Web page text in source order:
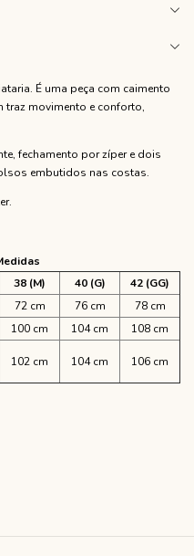
É uma peça com caimento
traz movimento e conforto,
fechamento por zíper e dois
embutidos nas costas.
38 (M) 40 (G)
42 (GG)
72 cm 76 cm
78 cm
100 cm 104 cm
108 cm
102 cm 104 cm 106 cm